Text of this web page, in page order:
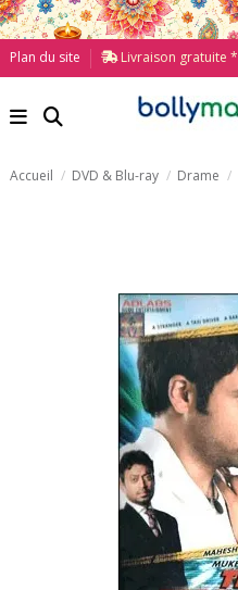
Plan du site Livraison gratuite *
Accueil DVD & Blu-ray Drame